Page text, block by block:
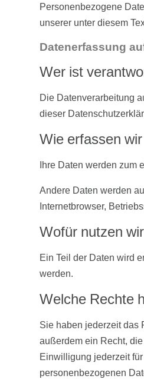
Personenbezogene
unserer unter diesem
Datenerfassung
Wer ist
Die Datenverarbeitung
dieser
Wie erfassen
Ihre Daten werden zum
Andere Daten werden
Internetbrowser,
Wofür nutzen
Ein Teil der Daten wird
werden.
Welche Rechte
Sie haben jederzeit das
außerdem ein Recht,
Einwilligung jederzeit
personenbezogenen